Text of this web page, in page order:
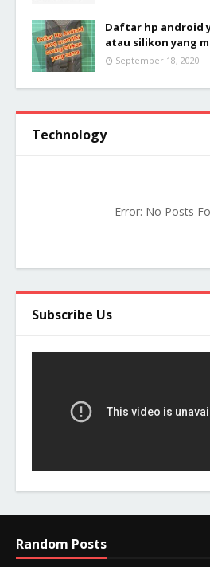
Daftar hp android
atau silikon yang
September 18, 2020
Technology
Error: No Posts
Subscribe Us
Random Posts